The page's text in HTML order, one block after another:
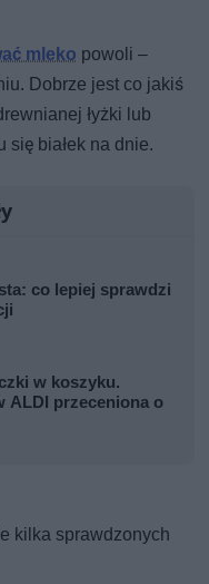
mleko powoli –
Dobrze jest co jakiś
łyżki lub
białek na dnie.
co lepiej sprawdzi
w koszyku.
ALDI przeceniona o
kilka sprawdzonych